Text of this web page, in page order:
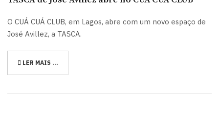
O CUÁ CUÁ CLUB, em Lagos, abre com um novo espaço de
José Avillez, a TASCA.
LER MAIS …